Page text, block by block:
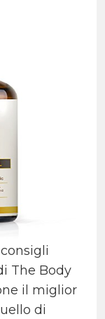
The Body
il miglior
di